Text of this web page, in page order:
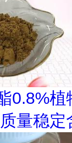
0.8%植
量稳定